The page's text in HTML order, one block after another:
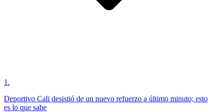
1 .
Deportivo Cali desistió de un nuevo refuerzo a último minuto; esto
es lo que sabe